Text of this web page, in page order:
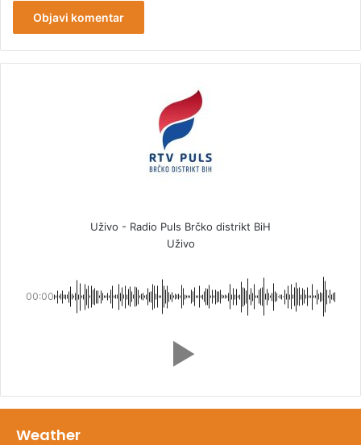
Uživo - Radio Puls Brčko distrikt BiH
Uživo
00:00
Weather